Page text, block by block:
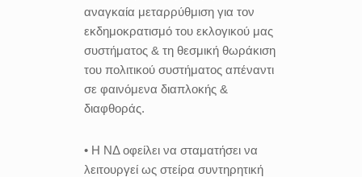
αναγκαία μεταρρύθμιση για τον
εκδημοκρατισμό του εκλογικού μας
συστήματος & τη θεσμική θωράκιση
του πολιτικού συστήματος απέναντι
σε φαινόμενα διαπλοκής &
διαφθοράς.
• Η ΝΔ οφείλει να σταματήσει να
λειτουργεί ως στείρα συντηρητική